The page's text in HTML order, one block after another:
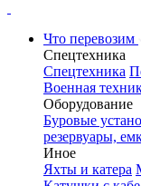
Что перевозим
Спецтехника
Спецтехника
Военная
Оборудование
Буровые
резервуары,
Иное
Яхты и катера